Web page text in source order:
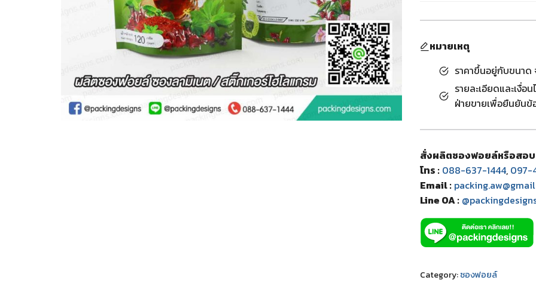
หมายเหตุ
ราคาขึ้นอยู่กับขนาด
รายละเอียดและเงื่
ฝ่ายขายเพื่อยืนยันข้
สั่งผลิตซองฟอยล์หรือสอบ
โทร : 088-637-1444, 097-
Email :
Line OA :
Category:ซองฟอยล์